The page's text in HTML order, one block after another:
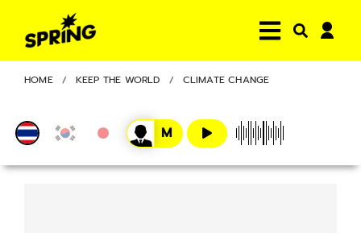
HOME KEEP THE WORLD CLIMATE CHANGE